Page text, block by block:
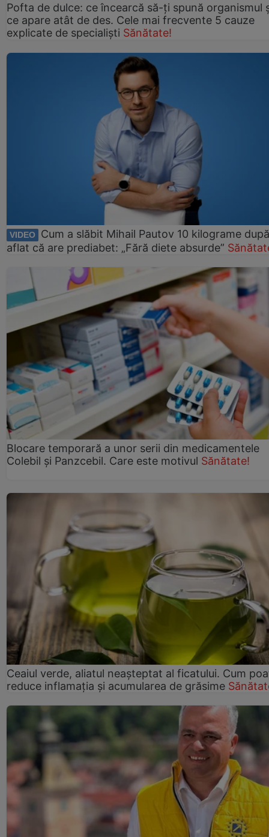
Pofta de dulce: ce încearcă să-ți spună organismul
ce apare atât de des. Cele mai frecvente 5 cauze
explicate de specialiști Sănătate!
VIDEO
Cum a slăbit Mihail Pautov 10 kilograme
aflat că are prediabet: „Fără diete absurde”
Blocare temporară a unor serii din medicamentele
Colebil și Panzcebil. Care este motivul Sănătate!
Ceaiul verde, aliatul neașteptat al ficatului. Cum
reduce inflamația și acumularea de grăsime